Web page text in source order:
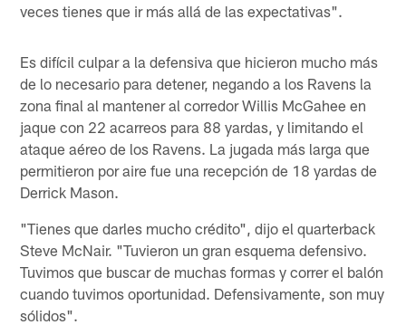
veces tienes que ir más allá de las expectativas".
Es difícil culpar a la defensiva que hicieron mucho más
de lo necesario para detener, negando a los Ravens la
zona final al mantener al corredor Willis McGahee en
jaque con 22 acarreos para 88 yardas, y limitando el
ataque aéreo de los Ravens. La jugada más larga que
permitieron por aire fue una recepción de 18 yardas de
Derrick Mason.
"Tienes que darles mucho crédito", dijo el quarterback
Steve McNair. "Tuvieron un gran esquema defensivo.
Tuvimos que buscar de muchas formas y correr el balón
cuando tuvimos oportunidad. Defensivamente, son muy
sólidos".